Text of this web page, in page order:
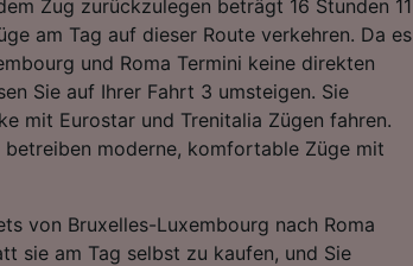
Zug zurückzulegen beträgt 16 Stunden 11
am Tag auf dieser Route verkehren. Da es
und Roma Termini keine direkten
Sie auf Ihrer Fahrt 3 umsteigen. Sie
mit Eurostar und Trenitalia Zügen fahren.
betreiben moderne, komfortable Züge mit
von Bruxelles-Luxembourg nach Roma
sie am Tag selbst zu kaufen, und Sie